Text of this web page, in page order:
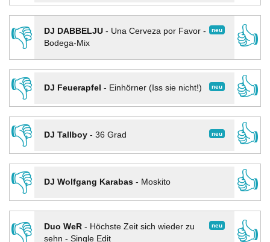
👎
neu
DJ DABBELJU- Una Cerveza por Favor -
Bodega-Mix
👍
👎
neu
DJ Feuerapfel - Einhörner (Iss sie nicht!)
👍
👎
neu
DJ Tallboy- 36 Grad
👍
👎
DJ Wolfgang Karabas- Moskito
👍
👎
neu
Duo WeR- Höchste Zeit sich wieder zu
sehn - Single Edit
👍